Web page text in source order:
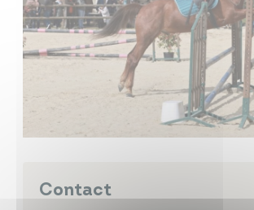
Contact